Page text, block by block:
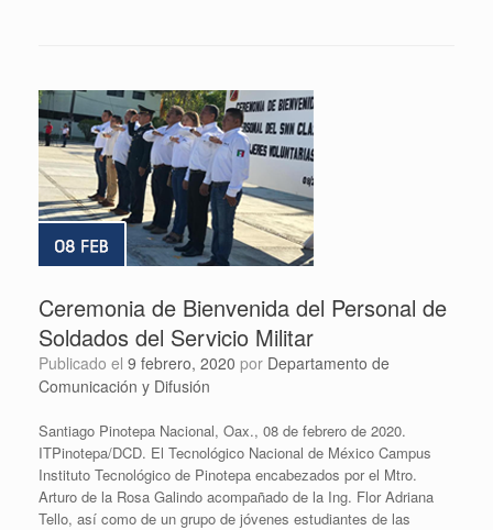
Ceremonia de Bienvenida del Personal de
Soldados del Servicio Militar
Publicado el 9 febrero, 2020 por Departamento de
Comunicación y Difusión
Santiago Pinotepa Nacional, Oax., 08 de febrero de 2020.
ITPinotepa/DCD. El Tecnológico Nacional de México Campus
Instituto Tecnológico de Pinotepa encabezados por el Mtro.
Arturo de la Rosa Galindo acompañado de la Ing. Flor Adriana
Tello, así como de un grupo de jóvenes estudiantes de las